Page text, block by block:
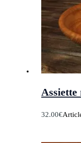
Assiette
32.00€